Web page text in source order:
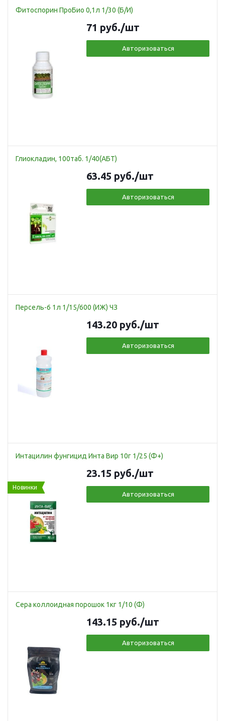
Фитоспорин ПроБио 0,1л 1/30 (Б/И)
71 руб./шт
Авторизоваться
Глиокладин, 100таб. 1/40(АБТ)
63.45 руб./шт
Авторизоваться
Персель-6 1л 1/15/600 (ИЖ) ЧЗ
143.20 руб./шт
Авторизоваться
Интацилин фунгицид Инта Вир 10г 1/25 (Ф+)
Новинки
23.15 руб./шт
Авторизоваться
Сера коллоидная порошок 1кг 1/10 (Ф)
143.15 руб./шт
Авторизоваться